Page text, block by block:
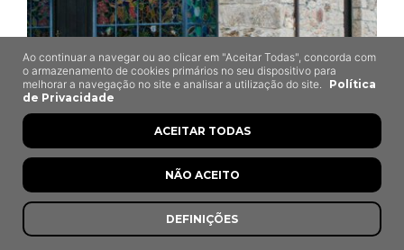
Taberna do Ti João
Carvalhelhos, Boticas
Ao continuar a navegar ou ao clicar em "Aceitar Todas", concorda com
o armazenamento de cookies primários no seu dispositivo para
melhorar a navegação no site e analisar a utilização do site.
Política
de Privacidade
DEFINIÇÕES
NÃO ACEITO
ACEITAR TODAS